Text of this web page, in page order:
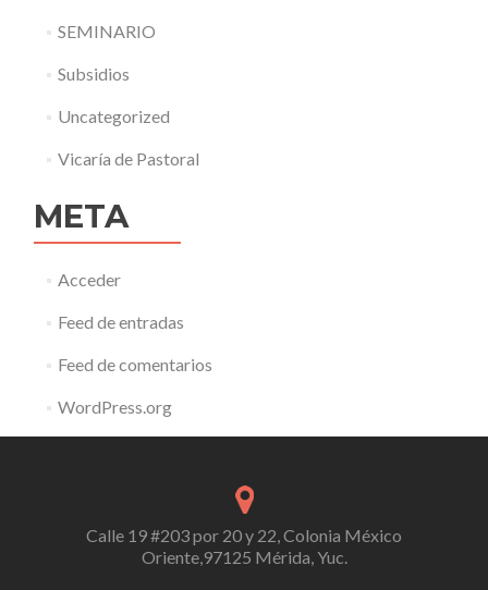
SEMINARIO
Subsidios
Uncategorized
Vicaría de Pastoral
META
Acceder
Feed de entradas
Feed de comentarios
WordPress.org
Calle 19 #203 por 20 y 22, Colonia México
Oriente,97125 Mérida, Yuc.